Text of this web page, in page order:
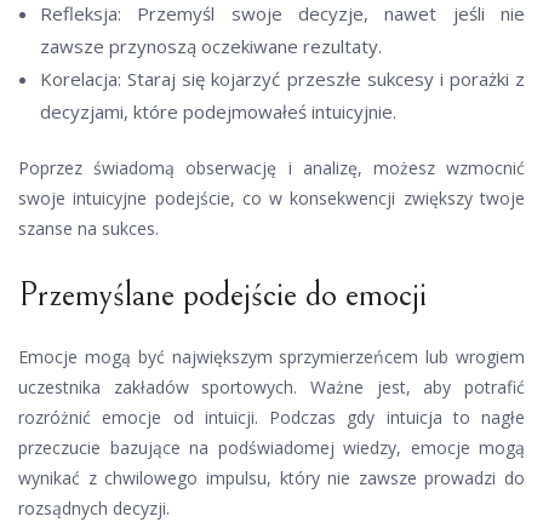
Refleksja: Przemyśl swoje decyzje, nawet jeśli nie
zawsze przynoszą oczekiwane rezultaty.
Korelacja: Staraj się kojarzyć przeszłe sukcesy i porażki z
decyzjami, które podejmowałeś intuicyjnie.
Poprzez świadomą obserwację i analizę, możesz wzmocnić
swoje intuicyjne podejście, co w konsekwencji zwiększy twoje
szanse na sukces.
Przemyślane podejście do emocji
Emocje mogą być największym sprzymierzeńcem lub wrogiem
uczestnika zakładów sportowych. Ważne jest, aby potrafić
rozróżnić emocje od intuicji. Podczas gdy intuicja to nagłe
przeczucie bazujące na podświadomej wiedzy, emocje mogą
wynikać z chwilowego impulsu, który nie zawsze prowadzi do
rozsądnych decyzji.